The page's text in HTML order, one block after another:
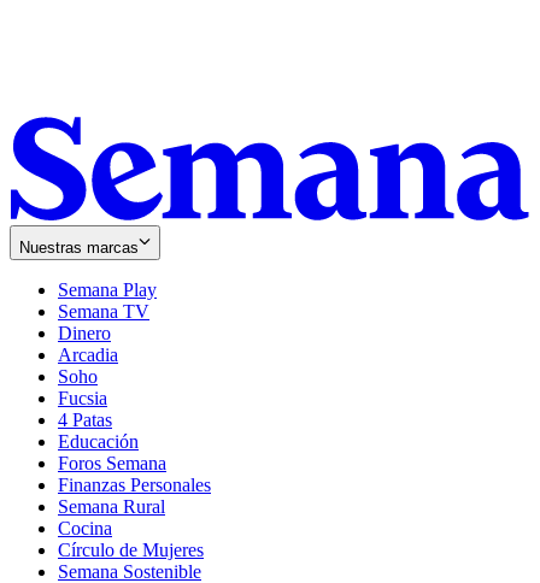
Nuestras marcas
Semana Play
Semana TV
Dinero
Arcadia
Soho
in
new
window
Fucsia
in
new
window
4 Patas
Educación
Foros Semana
Finanzas Personales
Semana Rural
Cocina
Círculo de Mujeres
Semana Sostenible